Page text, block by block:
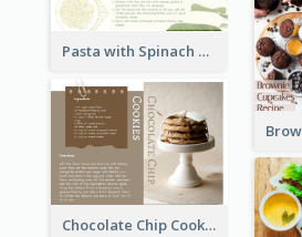
Pasta with Spinach Recipe Card
Chocolate Chip Cookies Recipe Card